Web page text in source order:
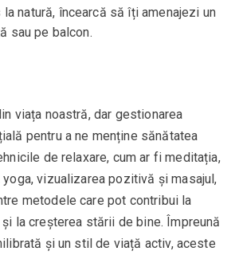
la natură, încearcă să îți amenajezi un
sau pe balcon.
viața noastră, dar gestionarea
pentru a ne menține sănătatea
de relaxare, cum ar fi meditația,
vizualizarea pozitivă și masajul,
metodele care pot contribui la
la creșterea stării de bine. Împreună
și un stil de viață activ, aceste